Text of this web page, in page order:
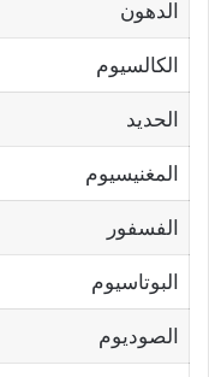
الدهون
الكالسيوم
الحديد
المغنيسيوم
الفسفور
البوتاسيوم
الصوديوم